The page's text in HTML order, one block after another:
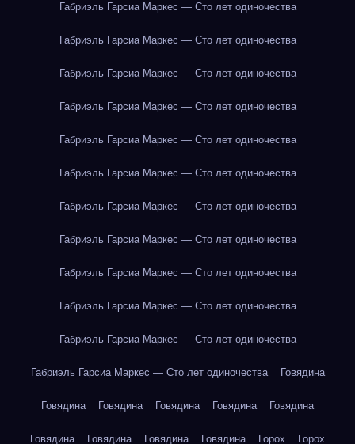
Габриэль Гарсиа Маркес — Сто лет одиночества
Габриэль Гарсиа Маркес — Сто лет одиночества
Габриэль Гарсиа Маркес — Сто лет одиночества
Габриэль Гарсиа Маркес — Сто лет одиночества
Габриэль Гарсиа Маркес — Сто лет одиночества
Габриэль Гарсиа Маркес — Сто лет одиночества
Габриэль Гарсиа Маркес — Сто лет одиночества
Габриэль Гарсиа Маркес — Сто лет одиночества
Габриэль Гарсиа Маркес — Сто лет одиночества
Габриэль Гарсиа Маркес — Сто лет одиночества
Габриэль Гарсиа Маркес — Сто лет одиночества
Габриэль Гарсиа Маркес — Сто лет одиночества Говядина
Говядина Говядина Говядина Говядина Говядина
Говядина Говядина Говядина Говядина Горох Горох